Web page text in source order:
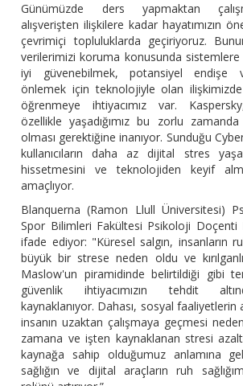
Günümüzde ders yapmaktan
alışverişten ilişkilere kadar hayatımızın
çevrimiçi topluluklarda geçiriyoruz.
verilerimizi koruma konusunda
iyi güvenebilmek, potansiyel endişe
önlemek için teknolojiyle olan
öğrenmeye ihtiyacımız var.
özellikle yaşadığımız bu zorlu
olması gerektiğine inanıyor. Sunduğu
kullanıcıların daha az dijital stres
hissetmesini ve teknolojiden keyif
amaçlıyor.
Blanquerna (Ramon Llull Üniversitesi)
Spor Bilimleri Fakültesi Psikoloji Doçenti
ifade ediyor: "Küresel salgın, insanların
büyük bir strese neden oldu ve
Maslow'un piramidinde belirtildiği gibi
güvenlik ihtiyacımızın tehdit
kaynaklanıyor. Dahası, sosyal faaliyetlerin
insanın uzaktan çalışmaya geçmesi
zamana ve işten kaynaklanan stresi
kaynağa sahip olduğumuz anlamına
sağlığın ve dijital araçların ruh